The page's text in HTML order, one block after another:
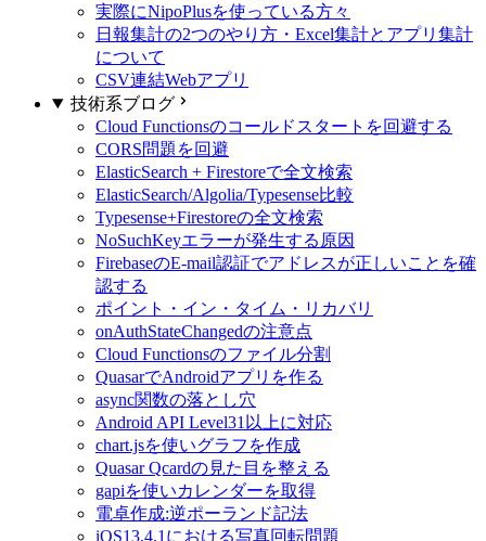
実際にNipoPlusを使っている方々
日報集計の2つのやり方・Excel集計とアプリ集計
について
CSV連結Webアプリ
技術系ブログ
Cloud Functionsのコールドスタートを回避する
CORS問題を回避
ElasticSearch + Firestoreで全文検索
ElasticSearch/Algolia/Typesense比較
Typesense+Firestoreの全文検索
NoSuchKeyエラーが発生する原因
FirebaseのE-mail認証でアドレスが正しいことを確
認する
ポイント・イン・タイム・リカバリ
onAuthStateChangedの注意点
Cloud Functionsのファイル分割
QuasarでAndroidアプリを作る
async関数の落とし穴
Android API Level31以上に対応
chart.jsを使いグラフを作成
Quasar Qcardの見た目を整える
gapiを使いカレンダーを取得
電卓作成:逆ポーランド記法
iOS13.4.1における写真回転問題